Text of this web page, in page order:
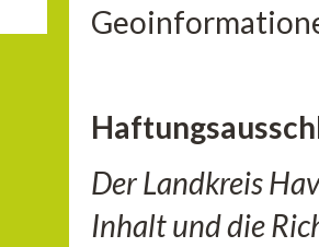
Der Landkreis
Inhalt und die